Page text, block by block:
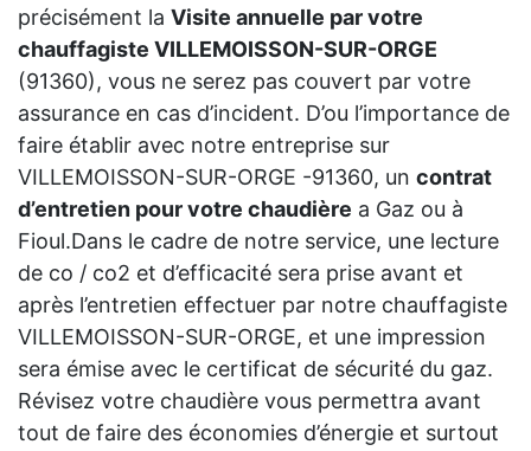
précisément la Visite annuelle par votre
chauffagiste VILLEMOISSON-SUR-ORGE
(91360), vous ne serez pas couvert par votre
assurance en cas d’incident. D’ou l’importance de
faire établir avec notre entreprise sur
VILLEMOISSON-SUR-ORGE -91360, un contrat
d’entretien pour votre chaudière a Gaz ou à
Fioul.Dans le cadre de notre service, une lecture
de co / co2 et d’efficacité sera prise avant et
après l’entretien effectuer par notre chauffagiste
VILLEMOISSON-SUR-ORGE, et une impression
sera émise avec le certificat de sécurité du gaz.
Révisez votre chaudière vous permettra avant
tout de faire des économies d’énergie et surtout